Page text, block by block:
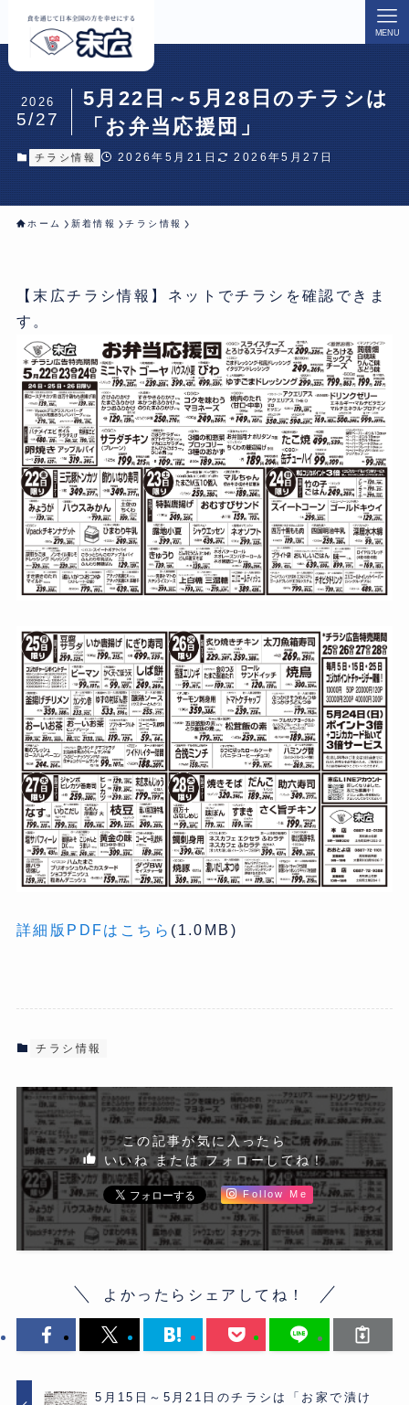
MENU
5月22日～5月28日のチラシは
「お弁当応援団」
2026
5/27
チラシ情報 2026年5月21日 2026年5月27日
ホーム 新着情報 チラシ情報
【末広チラシ情報】ネットでチラシを確認できま
す。
詳細版PDFはこちら (1.0MB)
チラシ情報
この記事が気に入ったら
いいね または フォローしてね！
Follow Me
よかったらシェアしてね！
5月15日～5月21日のチラシは「お家で漬け